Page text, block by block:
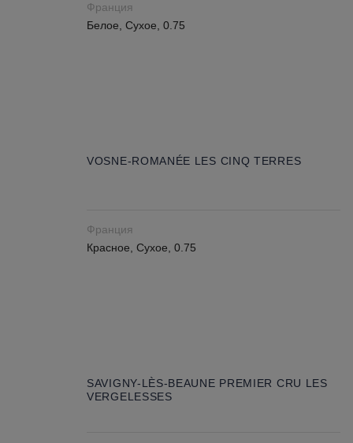
Франция
Белое, Сухое, 0.75
VOSNE-ROMANÉE LES CINQ TERRES
Франция
Красное, Сухое, 0.75
SAVIGNY-LÈS-BEAUNE PREMIER CRU LES
VERGELESSES